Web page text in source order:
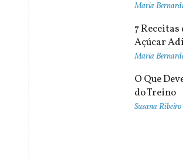
Maria
7 Receitas
Açúcar
Maria
O Que
do Treino
Susana Ribeiro